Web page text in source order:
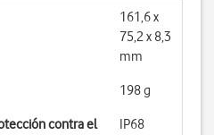
161,6 x
75,2 x 8,3
mm
198 g
contra el
IP68